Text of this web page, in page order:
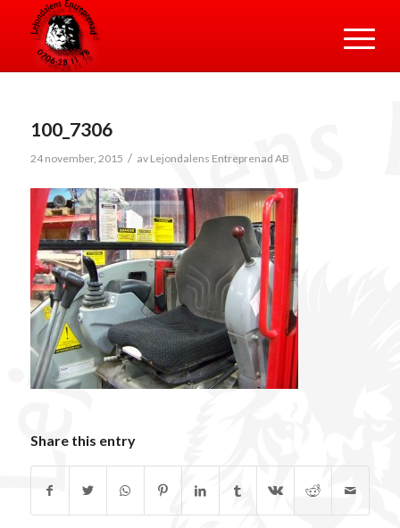
100_7306
24 november, 2015 / av Lejondalens Entreprenad AB
Share this entry